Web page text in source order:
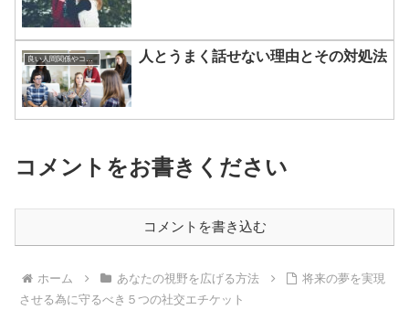
良い人間関係やコミュニケーションのつくりかた 人とうまく話せない理由とその対処法
コメントをお書きください
コメントを書き込む
ホーム あなたの視野を広げる方法
将来の夢を実現
させる為に守るべき５つの社交エチケット